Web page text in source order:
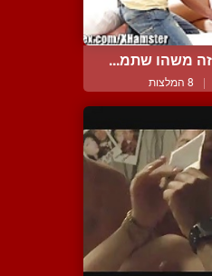
משהו שתמ...
| 8 המלצות